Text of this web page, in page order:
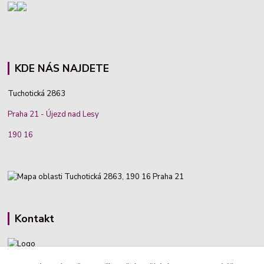
KDE NÁS NAJDETE
Tuchotická 2863
Praha 21 - Újezd nad Lesy
190 16
Kontakt